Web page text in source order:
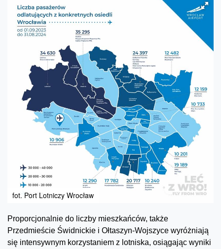
fot. Port Lotniczy Wrocław
Proporcjonalnie do liczby mieszkańców, także
Przedmieście Świdnickie i Ołtaszyn-Wojszyce wyróżniają
się intensywnym korzystaniem z lotniska, osiągając wyniki